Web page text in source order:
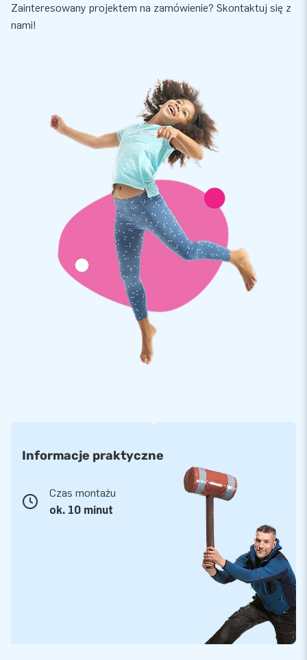
Zainteresowany projektem na zamówienie? Skontaktuj się z
nami!
Informacje praktyczne
Czas montażu
ok. 10 minut